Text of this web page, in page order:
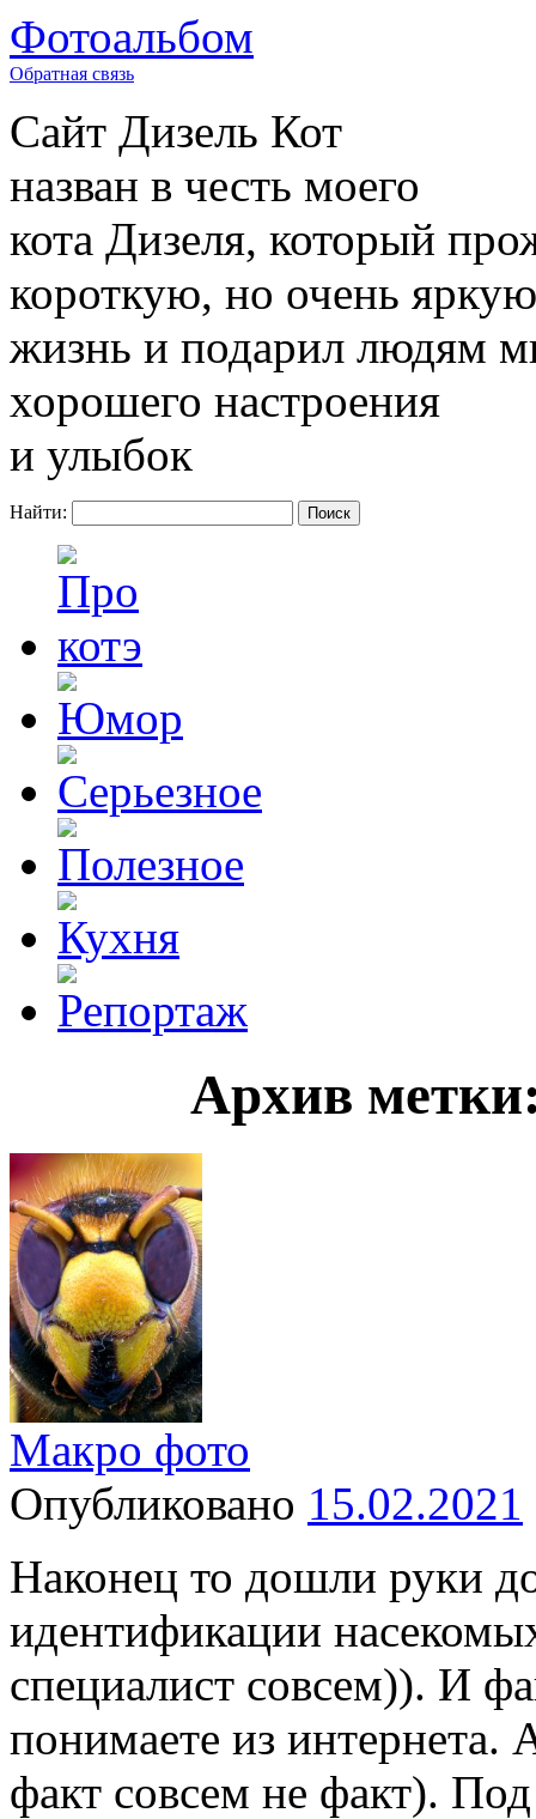
Фотоальбом
Обратная связь
Сайт Дизель Кот
назван в честь моего
кота Дизеля, который
короткую, но очень яркую
жизнь и подарил людям
хорошего настроения
и улыбок
Найти:
Архив
Макро фото
Опубликовано 15.02.2021
Наконец то дошли руки
идентификации
специалист совсем)). И
понимаете из интернета.
факт совсем не факт).